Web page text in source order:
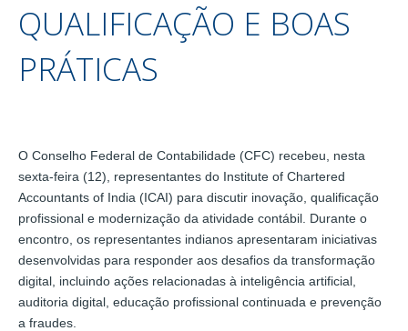
QUALIFICAÇÃO E BOAS
PRÁTICAS
O Conselho Federal de Contabilidade (CFC) recebeu, nesta
sexta-feira (12), representantes do Institute of Chartered
Accountants of India (ICAI) para discutir inovação, qualificação
profissional e modernização da atividade contábil. Durante o
encontro, os representantes indianos apresentaram iniciativas
desenvolvidas para responder aos desafios da transformação
digital, incluindo ações relacionadas à inteligência artificial,
auditoria digital, educação profissional continuada e prevenção
a fraudes.